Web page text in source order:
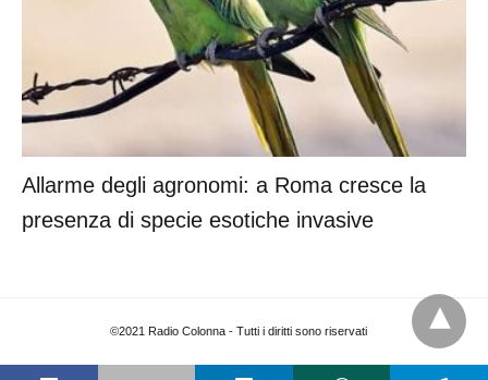
Allarme degli agronomi: a Roma cresce la
presenza di specie esotiche invasive
©2021 Radio Colonna - Tutti i diritti sono riservati